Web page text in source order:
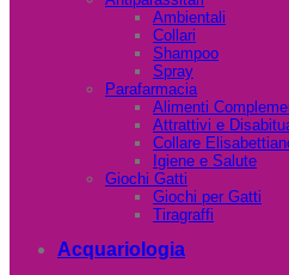
Ambientali
Collari
Shampoo
Spray
Parafarmacia
Alimenti
Attrattivi e
Collare
Igiene e Salute
Giochi Gatti
Giochi per Gatti
Tiragraffi
Acquariologia